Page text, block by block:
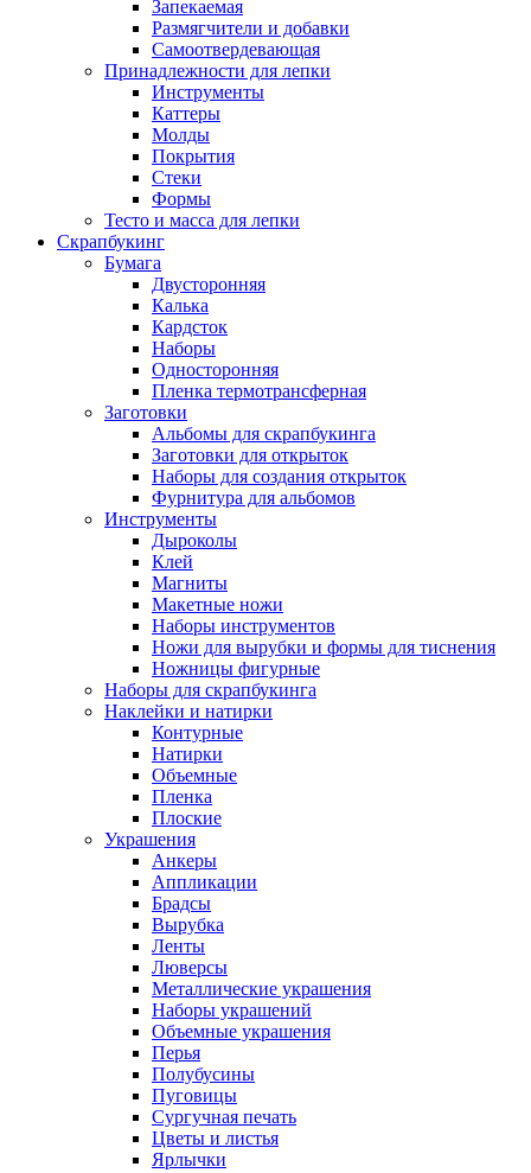
Запекаемая
Размягчители и добавки
Самоотвердевающая
Принадлежности для лепки
Инструменты
Каттеры
Молды
Покрытия
Стеки
Формы
Тесто и масса для лепки
Скрапбукинг
Бумага
Двусторонняя
Калька
Кардсток
Наборы
Односторонняя
Пленка термотрансферная
Заготовки
Альбомы для скрапбукинга
Заготовки для открыток
Наборы для создания открыток
Фурнитура для альбомов
Инструменты
Дыроколы
Клей
Магниты
Макетные ножи
Наборы инструментов
Ножи для вырубки и формы для тиснения
Ножницы фигурные
Наборы для скрапбукинга
Наклейки и натирки
Контурные
Натирки
Объемные
Пленка
Плоские
Украшения
Анкеры
Аппликации
Брадсы
Вырубка
Ленты
Люверсы
Металлические украшения
Наборы украшений
Объемные украшения
Перья
Полубусины
Пуговицы
Сургучная печать
Цветы и листья
Ярлычки